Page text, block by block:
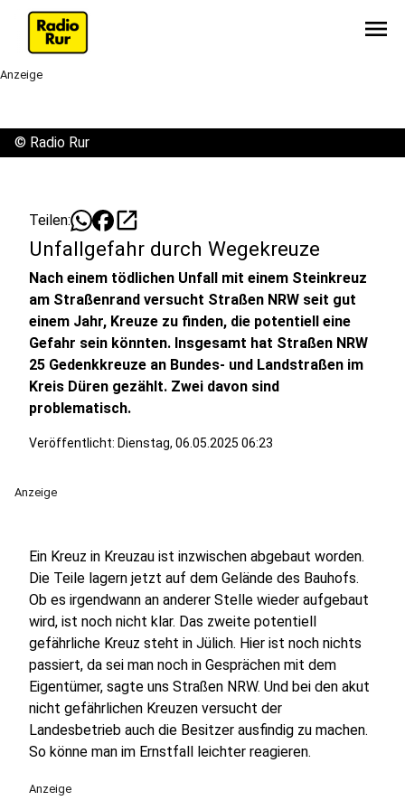
menu
Anzeige
© Radio Rur
Teilen: open_in_new
Unfallgefahr durch Wegekreuze
Nach einem tödlichen Unfall mit einem Steinkreuz
am Straßenrand versucht Straßen NRW seit gut
einem Jahr, Kreuze zu finden, die potentiell eine
Gefahr sein könnten. Insgesamt hat Straßen NRW
25 Gedenkkreuze an Bundes- und Landstraßen im
Kreis Düren gezählt. Zwei davon sind
problematisch.
Veröffentlicht: Dienstag, 06.05.2025 06:23
Anzeige
Ein Kreuz in Kreuzau ist inzwischen abgebaut worden.
Die Teile lagern jetzt auf dem Gelände des Bauhofs.
Ob es irgendwann an anderer Stelle wieder aufgebaut
wird, ist noch nicht klar. Das zweite potentiell
gefährliche Kreuz steht in Jülich. Hier ist noch nichts
passiert, da sei man noch in Gesprächen mit dem
Eigentümer, sagte uns Straßen NRW. Und bei den akut
nicht gefährlichen Kreuzen versucht der
Landesbetrieb auch die Besitzer ausfindig zu machen.
So könne man im Ernstfall leichter reagieren.
Anzeige